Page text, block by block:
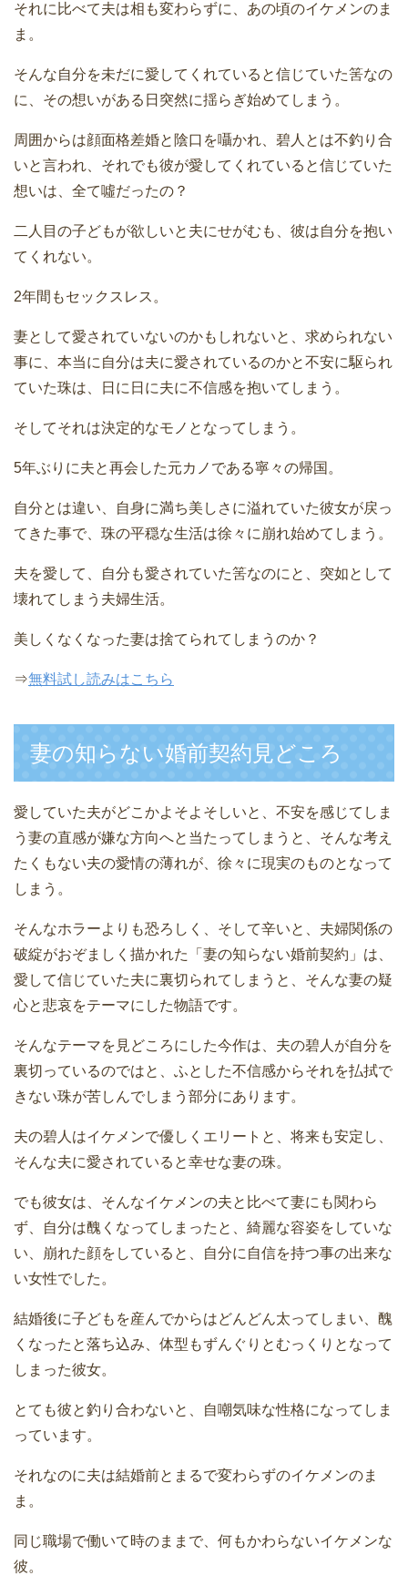
それに比べて夫は相も変わらずに、あの頃のイケメンのま
ま。
そんな自分を未だに愛してくれていると信じていた筈なの
に、その想いがある日突然に揺らぎ始めてしまう。
周囲からは顔面格差婚と陰口を囁かれ、碧人とは不釣り合
いと言われ、それでも彼が愛してくれていると信じていた
想いは、全て噓だったの？
二人目の子どもが欲しいと夫にせがむも、彼は自分を抱い
てくれない。
2年間もセックスレス。
妻として愛されていないのかもしれないと、求められない
事に、本当に自分は夫に愛されているのかと不安に駆られ
ていた珠は、日に日に夫に不信感を抱いてしまう。
そしてそれは決定的なモノとなってしまう。
5年ぶりに夫と再会した元カノである寧々の帰国。
自分とは違い、自身に満ち美しさに溢れていた彼女が戻っ
てきた事で、珠の平穏な生活は徐々に崩れ始めてしまう。
夫を愛して、自分も愛されていた筈なのにと、突如として
壊れてしまう夫婦生活。
美しくなくなった妻は捨てられてしまうのか？
⇒無料試し読みはこちら
妻の知らない婚前契約見どころ
愛していた夫がどこかよそよそしいと、不安を感じてしま
う妻の直感が嫌な方向へと当たってしまうと、そんな考え
たくもない夫の愛情の薄れが、徐々に現実のものとなって
しまう。
そんなホラーよりも恐ろしく、そして辛いと、夫婦関係の
破綻がおぞましく描かれた「妻の知らない婚前契約」は、
愛して信じていた夫に裏切られてしまうと、そんな妻の疑
心と悲哀をテーマにした物語です。
そんなテーマを見どころにした今作は、夫の碧人が自分を
裏切っているのではと、ふとした不信感からそれを払拭で
きない珠が苦しんでしまう部分にあります。
夫の碧人はイケメンで優しくエリートと、将来も安定し、
そんな夫に愛されていると幸せな妻の珠。
でも彼女は、そんなイケメンの夫と比べて妻にも関わら
ず、自分は醜くなってしまったと、綺麗な容姿をしていな
い、崩れた顔をしていると、自分に自信を持つ事の出来な
い女性でした。
結婚後に子どもを産んでからはどんどん太ってしまい、醜
くなったと落ち込み、体型もずんぐりとむっくりとなって
しまった彼女。
とても彼と釣り合わないと、自嘲気味な性格になってしま
っています。
それなのに夫は結婚前とまるで変わらずのイケメンのま
ま。
同じ職場で働いて時のままで、何もかわらないイケメンな
彼。